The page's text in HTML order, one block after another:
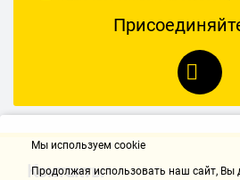
Контакты
Мы используем cookie
Продолжая использовать наш cайт, Вы